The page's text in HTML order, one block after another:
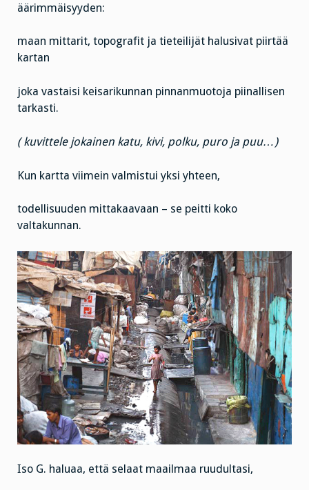
äärimmäisyyden:
maan mittarit, topografit ja tieteilijät halusivat piirtää
kartan
joka vastaisi keisarikunnan pinnanmuotoja piinallisen
tarkasti.
( kuvittele jokainen katu, kivi, polku, puro ja puu…)
Kun kartta viimein valmistui yksi yhteen,
todellisuuden mittakaavaan – se peitti koko
valtakunnan.
Iso G. haluaa, että selaat maailmaa ruudultasi,